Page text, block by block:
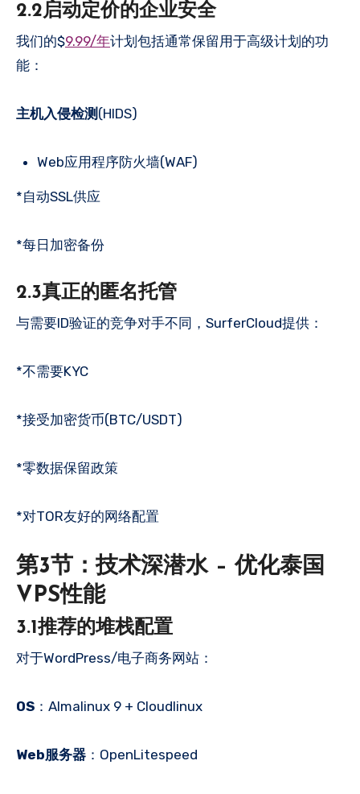
2.2启动定价的企业安全
我们的$9.99/年计划包括通常保留用于高级计划的功
能：
主机入侵检测 (HIDS)
Web应用程序防火墙(WAF)
*自动SSL供应
*每日加密备份
2.3真正的匿名托管
与需要ID验证的竞争对手不同，SurferCloud提供：
*不需要KYC
*接受加密货币(BTC/USDT)
*零数据保留政策
*对TOR友好的网络配置
第3节：技术深潜水 – 优化泰国
VPS性能
3.1推荐的堆栈配置
对于WordPress/电子商务网站：
OS ：Almalinux 9 + Cloudlinux
Web服务器 ：OpenLitespeed